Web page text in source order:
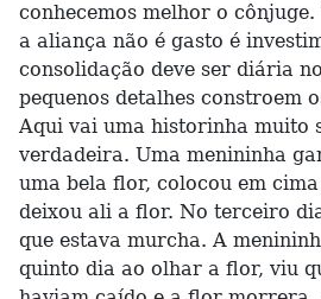
conhecemos melhor o
a aliança não é gasto é
consolidação deve ser diária
pequenos detalhes constroem
Aqui vai uma historinha muito
verdadeira. Uma menininha
uma bela flor, colocou em
deixou ali a flor. No terceiro
que estava murcha. A
quinto dia ao olhar a flor, viu